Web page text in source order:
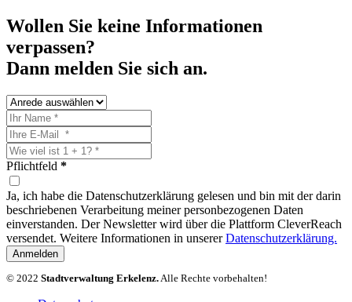
Wollen Sie keine Informationen
verpassen?
Dann melden Sie sich an.
Pflichtfeld *
Ja, ich habe die Datenschutzerklärung gelesen und bin mit der darin
beschriebenen Verarbeitung meiner personbezogenen Daten
einverstanden. Der Newsletter wird über die Plattform CleverReach
versendet. Weitere Informationen in unsererDatenschutzerklärung.
Anmelden
© 2022 Stadtverwaltung Erkelenz.Alle Rechte vorbehalten!